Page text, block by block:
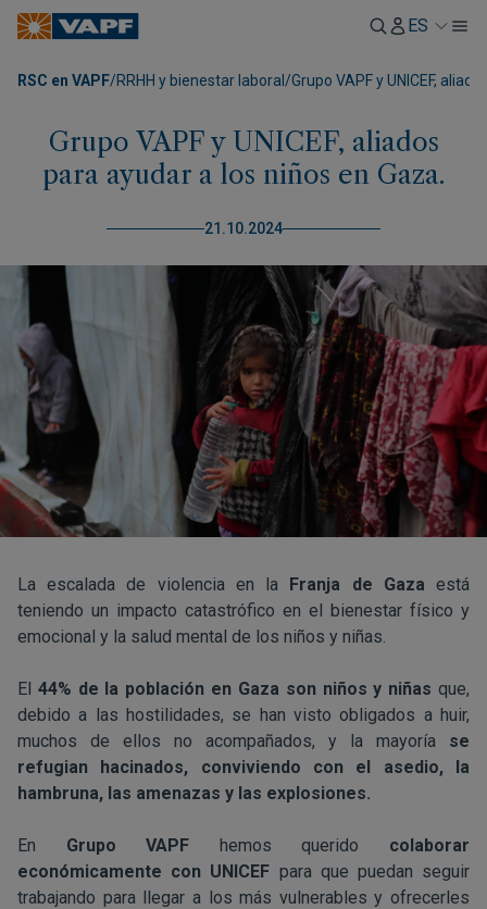
ES
RSC en VAPF/RRHH y bienestar laboral /Grupo VAPF y UNICEF,
Grupo VAPF y UNICEF, aliados
para ayudar a los niños en Gaza.
21.10.2024
La escalada de violencia en la Franja de Gaza está
teniendo un impacto catastrófico en el bienestar físico y
emocional y la salud mental de los niños y niñas.
El 44% de la población en Gaza son niños y niñas que,
debido a las hostilidades, se han visto obligados a huir,
muchos de ellos no acompañados, y la mayoría se
refugian hacinados, conviviendo con el asedio, la
hambruna, las amenazas y las explosiones.
En Grupo VAPF hemos querido colaborar
económicamente con UNICEF para que puedan seguir
trabajando para llegar a los más vulnerables y ofrecerles